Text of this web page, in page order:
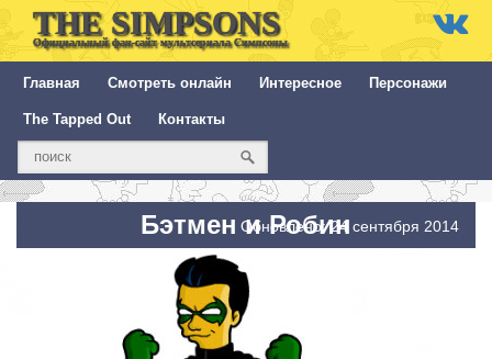
THE SIMPSONS
Официальный фан-сайт мультсериала Симпсоны
Главная Смотреть онлайн Интересное Персонажи
The Tapped Out Контакты
Бэтмен и Робин
Обновлено: 24 сентября 2014